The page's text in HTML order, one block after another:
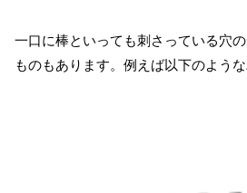
一口に棒といっても刺さっている穴
ものもあります。例えば以下のような